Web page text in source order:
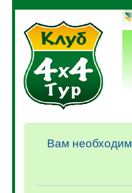
Вам